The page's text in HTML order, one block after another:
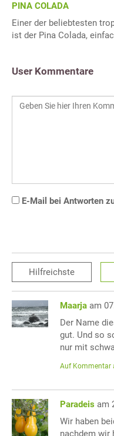
PINA COLADA
Einer der beliebtesten
ist der Pina Colada,
User Kommentare
E-Mail bei Antworten
Hilfreichste
Maarja am
Der Name
gut. Und so
nur mit
Auf Kommentar
Paradeis am
Wir haben
nachdem wir